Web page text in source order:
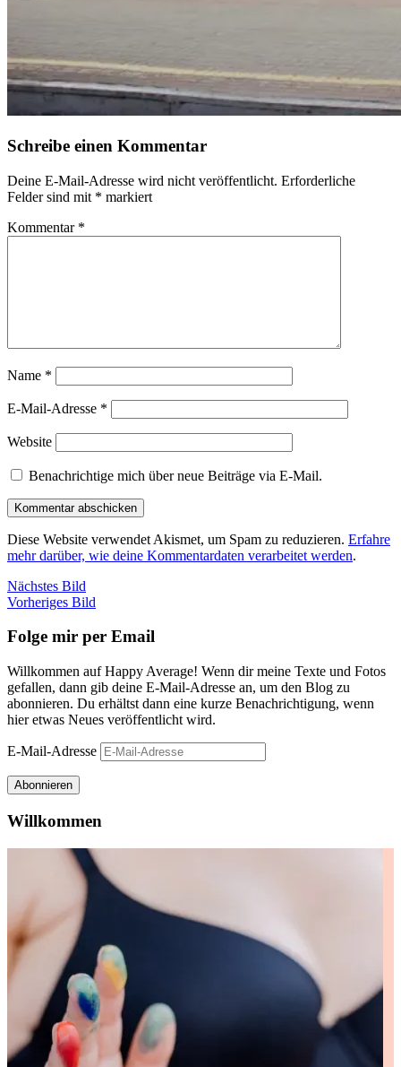
Schreibe einen Kommentar
Deine E-Mail-Adresse wird nicht veröffentlicht. Erforderliche
Felder sind mit * markiert
Kommentar *
Name *
E-Mail-Adresse *
Website
Benachrichtige mich über neue Beiträge via E-Mail.
Diese Website verwendet Akismet, um Spam zu reduzieren. Erfahre
mehr darüber, wie deine Kommentardaten verarbeitet werden.
Nächstes Bild
Vorheriges Bild
Folge mir per Email
Willkommen auf Happy Average! Wenn dir meine Texte und Fotos
gefallen, dann gib deine E-Mail-Adresse an, um den Blog zu
abonnieren. Du erhältst dann eine kurze Benachrichtigung, wenn
hier etwas Neues veröffentlicht wird.
E-Mail-Adresse
Abonnieren
Willkommen